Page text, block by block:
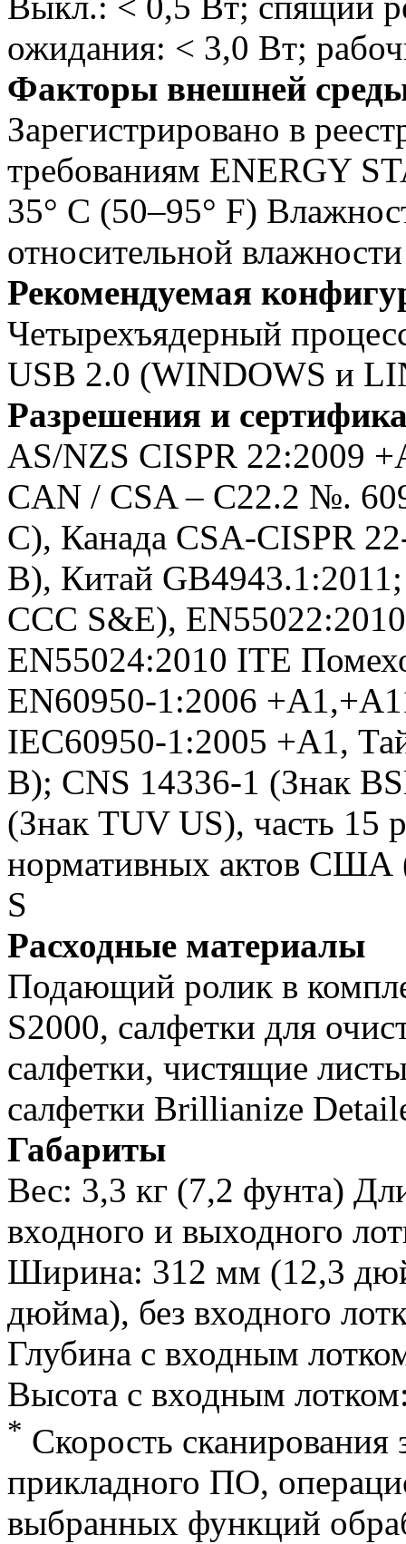
ожидания: < 3,0 Вт;
Факторы внешней
Зарегистрировано в
требованиям ENERGY
35° C (50–95° F)
относительной влажности
Рекомендуемая
Четырехъядерный
USB 2.0 (WINDOWS и
Разрешения и
AS/NZS CISPR 22:2009
CAN / CSA – C22.2 №.
C), Канада CSA-CISPR
B), Китай
CCC S&E),
EN55024:2010 ITE
EN60950-1:2006
IEC60950-1:2005 +A1,
B); CNS 14336-1 (Знак
(Знак TUV US), часть 15
нормативных актов США
S
Расходные материалы
Подающий ролик в
S2000, салфетки для
салфетки, чистящие
салфетки Brillianize
Габариты
Вес: 3,3 кг (7,2 фунта)
входного и выходного
Ширина: 312 мм (12,3
дюйма), без входного
Глубина с входным
Высота с входным
* Скорость сканирования
прикладного ПО,
выбранных функций